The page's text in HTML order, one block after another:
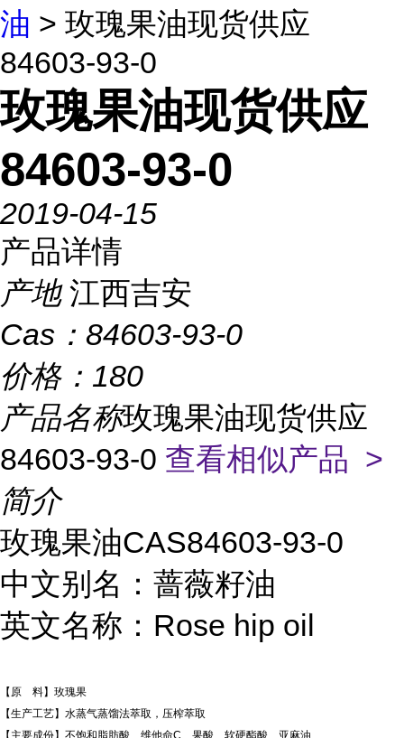
油 > 玫瑰果油现货供应
84603-93-0
玫瑰果油现货供应
84603-93-0
2019-04-15
产品详情
产地 江西吉安
Cas： 84603-93-0
价格： 180
产品名称玫瑰果油现货供应
84603-93-0 查看相似产品 >
简介
玫瑰果油CAS84603-93-0
中文别名：蔷薇籽油
英文名称：Rose hip oil
【原 料】玫瑰果
【生产工艺】水蒸气蒸馏法萃取，压榨萃取
【主要成份】不饱和脂肪酸、维他命C、果酸、软硬酯酸、亚麻油